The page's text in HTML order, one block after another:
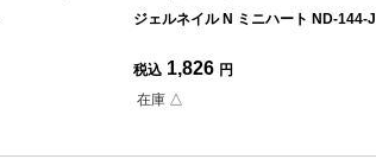
ジェルネイル N ミニハート ND-144-J
税込 1,826 円
在庫 △